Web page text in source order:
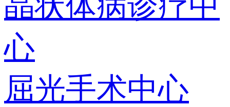
心
屈光手术中心